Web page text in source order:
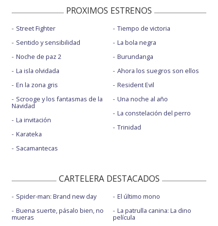
PROXIMOS ESTRENOS
Street Fighter
Sentido y sensibilidad
Noche de paz 2
La isla olvidada
En la zona gris
Scrooge y los fantasmas de la
Navidad
La invitación
Karateka
Sacamantecas
Tiempo de victoria
La bola negra
Burundanga
Ahora los suegros son ellos
Resident Evil
Una noche al año
La constelación del perro
Trinidad
CARTELERA DESTACADOS
Spider-man: Brand new day
Buena suerte, pásalo bien, no
mueras
El último mono
La patrulla canina: La dino
película